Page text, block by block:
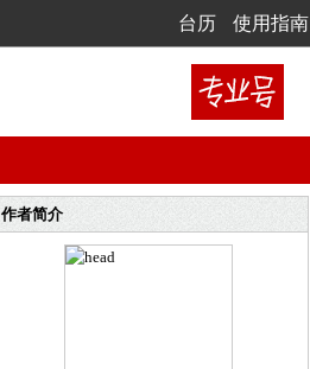
台历 使用指南
作者简介